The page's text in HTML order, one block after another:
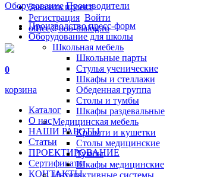
Заказать проект
Регистрация Войти
office@ooo-dialog.ru
0
корзина
Каталог
О нас
НАШИ РАБОТЫ
Статьи
ПРОЕКТИРОВАНИЕ
Сертификаты
КОНТАКТЫ
Оборудование Производители
Производство пресс-форм
Оборудование для школы
Школьная мебель
Школьные парты
Стулья ученические
Шкафы и стеллажи
Обеденная группа
Столы и тумбы
Шкафы раздевальные
Медицинская мебель
Кровати и кушетки
Столы медицинские
Тумбы
Шкафы медицинские
Интерактивные системы